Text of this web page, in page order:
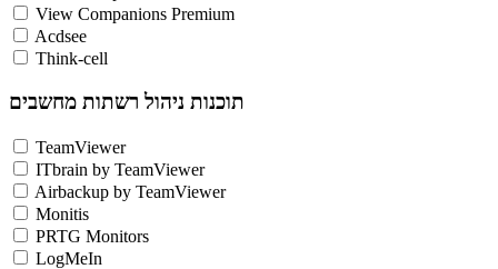
View Companions Premium
Acdsee
Think-cell
תוכנות ניהול רשתות מחשבים
TeamViewer
ITbrain by TeamViewer
Airbackup by TeamViewer
Monitis
PRTG Monitors
LogMeIn